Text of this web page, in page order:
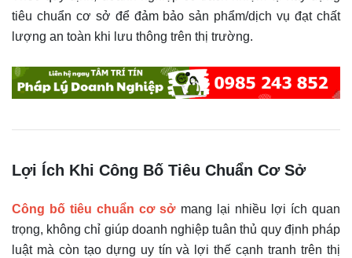
tiêu chuẩn cơ sở để đảm bảo sản phẩm/dịch vụ đạt chất
lượng an toàn khi lưu thông trên thị trường.
Lợi Ích Khi Công Bố Tiêu Chuẩn Cơ Sở
Công bố tiêu chuẩn cơ sởmang lại nhiều lợi ích quan
trọng, không chỉ giúp doanh nghiệp tuân thủ quy định pháp
luật mà còn tạo dựng uy tín và lợi thế cạnh tranh trên thị